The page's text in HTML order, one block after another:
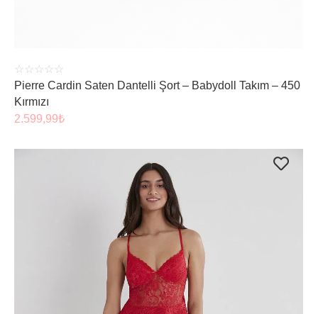
☆ ☆ ☆ ☆ ☆
Pierre Cardin Saten Dantelli Şort – Babydoll Takım – 450
Kırmızı
2.599,99₺